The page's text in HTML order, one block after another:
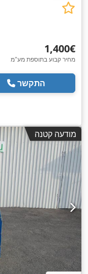
‏1,400 ‏€
מחיר קבוע בתוספת מע"מ
התקשר
מודעה קטנה